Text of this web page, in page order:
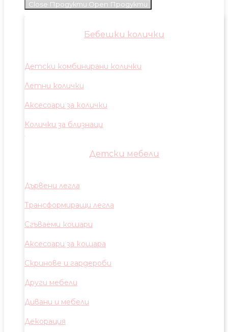
Close Продукти Open Продукти
Бебешки колички
Детски комбинирани колички
Летни колички
Аксесоари за колички
Колички за близнаци
Детски мебели
Дървени легла
Трансформиращи легла
Сгъваеми кошари
Аксесоари за кошара
Скринове и гардероби
Други мебели
Дивани и мебели
Декорация